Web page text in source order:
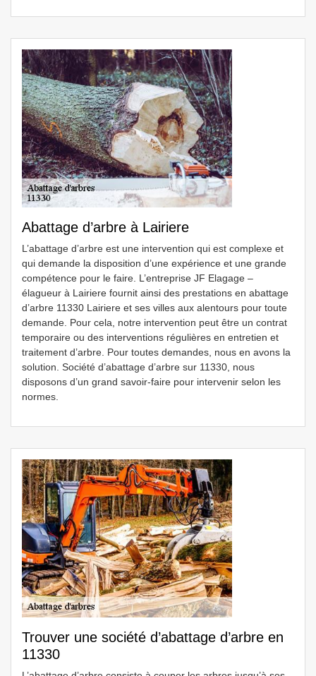
Abattage d’arbre à Lairiere
L’abattage d’arbre est une intervention qui est complexe et
qui demande la disposition d’une expérience et une grande
compétence pour le faire. L’entreprise JF Elagage –
élagueur à Lairiere fournit ainsi des prestations en abattage
d’arbre 11330 Lairiere et ses villes aux alentours pour toute
demande. Pour cela, notre intervention peut être un contrat
temporaire ou des interventions régulières en entretien et
traitement d’arbre. Pour toutes demandes, nous en avons la
solution. Société d’abattage d’arbre sur 11330, nous
disposons d’un grand savoir-faire pour intervenir selon les
normes.
Trouver une société d’abattage d’arbre en
11330